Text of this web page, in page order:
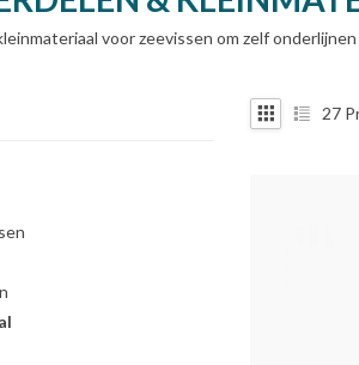
voor zeevissen om zelf
27